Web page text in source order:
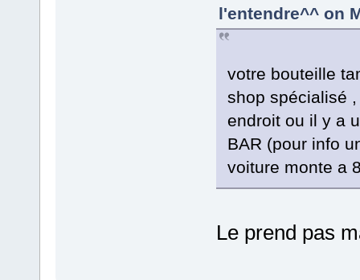
l'entendre^^ on
votre bouteille
shop spécialisé
endroit ou il y a
BAR (pour info
voiture monte a
Le prend pas